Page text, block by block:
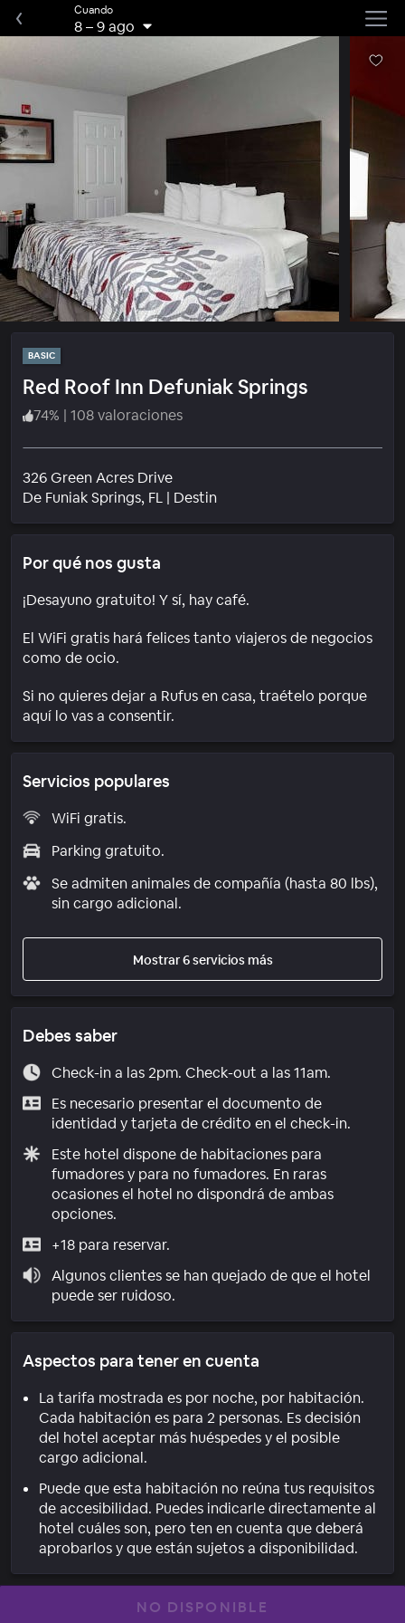
Cuando
8–9 ago
BASIC
Red Roof Inn Defuniak Springs
74% | 108 valoraciones
326 Green Acres Drive
De Funiak Springs, FL | DestinBarrio
Por qué nos gusta
¡Desayuno gratuito! Y sí, hay café.
El WiFi gratis hará felices tanto viajeros de negocios
como de ocio.
Si no quieres dejar a Rufus en casa, traételo porque
aquí lo vas a consentir.
Servicios populares
WiFi gratis.
Parking gratuito.
Se admiten animales de compañía (hasta 80 lbs),
sin cargo adicional.
Mostrar 6 servicios más
Debes saber
Check-in a las 2pm. Check-out a las 11am.
Es necesario presentar el documento de
identidad y tarjeta de crédito en el check-in.
Este hotel dispone de habitaciones para
fumadores y para no fumadores. En raras
ocasiones el hotel no dispondrá de ambas
opciones.
+18 para reservar.
Algunos clientes se han quejado de que el hotel
puede ser ruidoso.
Aspectos para tener en cuenta
La tarifa mostrada es por noche, por habitación.
Cada habitación es para 2 personas. Es decisión
del hotel aceptar más huéspedes y el posible
cargo adicional.
Puede que esta habitación no reúna tus requisitos
de accesibilidad. Puedes indicarle directamente al
hotel cuáles son, pero ten en cuenta que deberá
aprobarlos y que están sujetos a disponibilidad.
NO DISPONIBLE